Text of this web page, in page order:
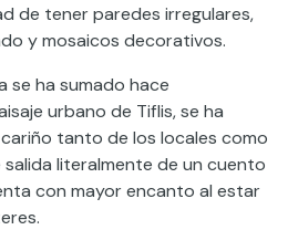
de tener paredes irregulares,
y mosaicos decorativos.
se ha sumado hace
urbano de Tiflis, se ha
tanto de los locales como
literalmente de un cuento
con mayor encanto al estar